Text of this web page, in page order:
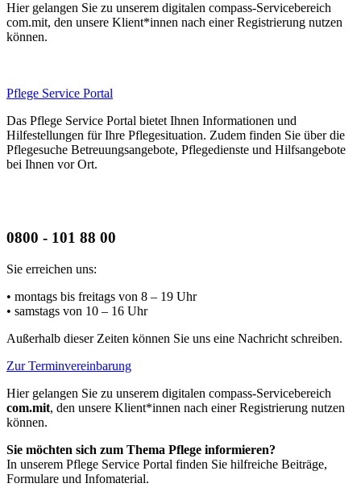
Hier gelangen Sie zu unserem digitalen compass-Servicebereich
com.mit, den unsere Klient*innen nach einer Registrierung nutzen
können.
Pflege Service Portal
Das Pflege Service Portal bietet Ihnen Informationen und
Hilfestellungen für Ihre Pflegesituation. Zudem finden Sie über die
Pflegesuche Betreuungsangebote, Pflegedienste und Hilfsangebote
bei Ihnen vor Ort.
0800 - 101 88 00
Sie erreichen uns:
• montags bis freitags von 8 – 19 Uhr
• samstags von 10 – 16 Uhr
Außerhalb dieser Zeiten können Sie uns eine Nachricht schreiben.
Zur Terminvereinbarung
Hier gelangen Sie zu unserem digitalen compass-Servicebereich
com.mit, den unsere Klient*innen nach einer Registrierung nutzen
können.
Sie möchten sich zum Thema Pflege informieren?
In unserem Pflege Service Portal finden Sie hilfreiche Beiträge,
Formulare und Infomaterial.